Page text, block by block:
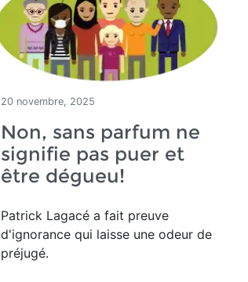
20 novembre, 2025
Non, sans parfum ne
signifie pas puer et
être dégueu!
Patrick Lagacé a fait preuve
d'ignorance qui laisse une odeur de
préjugé.